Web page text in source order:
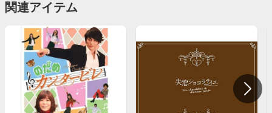
関連アイテム